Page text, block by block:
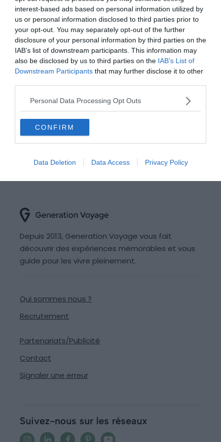
interest-based ads based on personal information utilized by
us or personal information disclosed to third parties prior to
your opt-out. You may separately opt-out of the further
disclosure of your personal information by third parties on the
IAB’s list of downstream participants. This information may
also be disclosed by us to third parties on the IAB’s List of
Downstream Participants that may further disclose it to other
Personal Data Processing Opt Outs
CONFIRM
Data Deletion Data Access Privacy Policy
Vegas
dessus de Las Vegas au lever
du soleil
« Première page …
15
20
25 30 35 40 45
50
58 59 60 61 62
65
Depuis 2013, Generation Voyage vous fait
découvrir des expériences mémorables et vous
guide pour les vivre pleinement.
Qui sommes nous ?
Recrutement
Partenariats/Publicité
Contact
Signaler une erreur
Suivez-nous sur les réseaux